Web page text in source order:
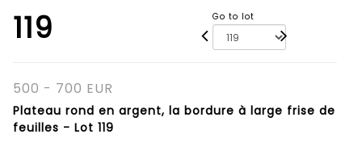
119 Go to lot
500 - 700 EUR
Plateau rond en argent, la bordure à large frise de
feuilles - Lot 119